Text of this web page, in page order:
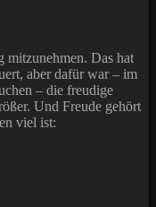
mitzunehmen. Das hat
aber dafür war – im
– die freudige
Und Freude gehört
viel ist: